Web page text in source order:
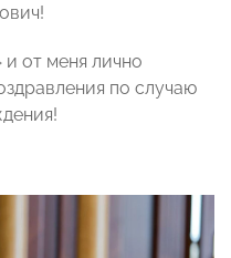
от меня лично
по случаю